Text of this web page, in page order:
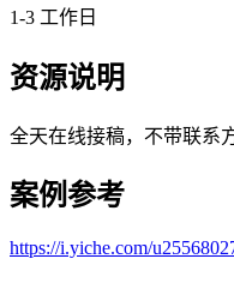
1-3 工作日
资源说明
全天在线接稿，不带联系
案例参考
https://i.yiche.com/